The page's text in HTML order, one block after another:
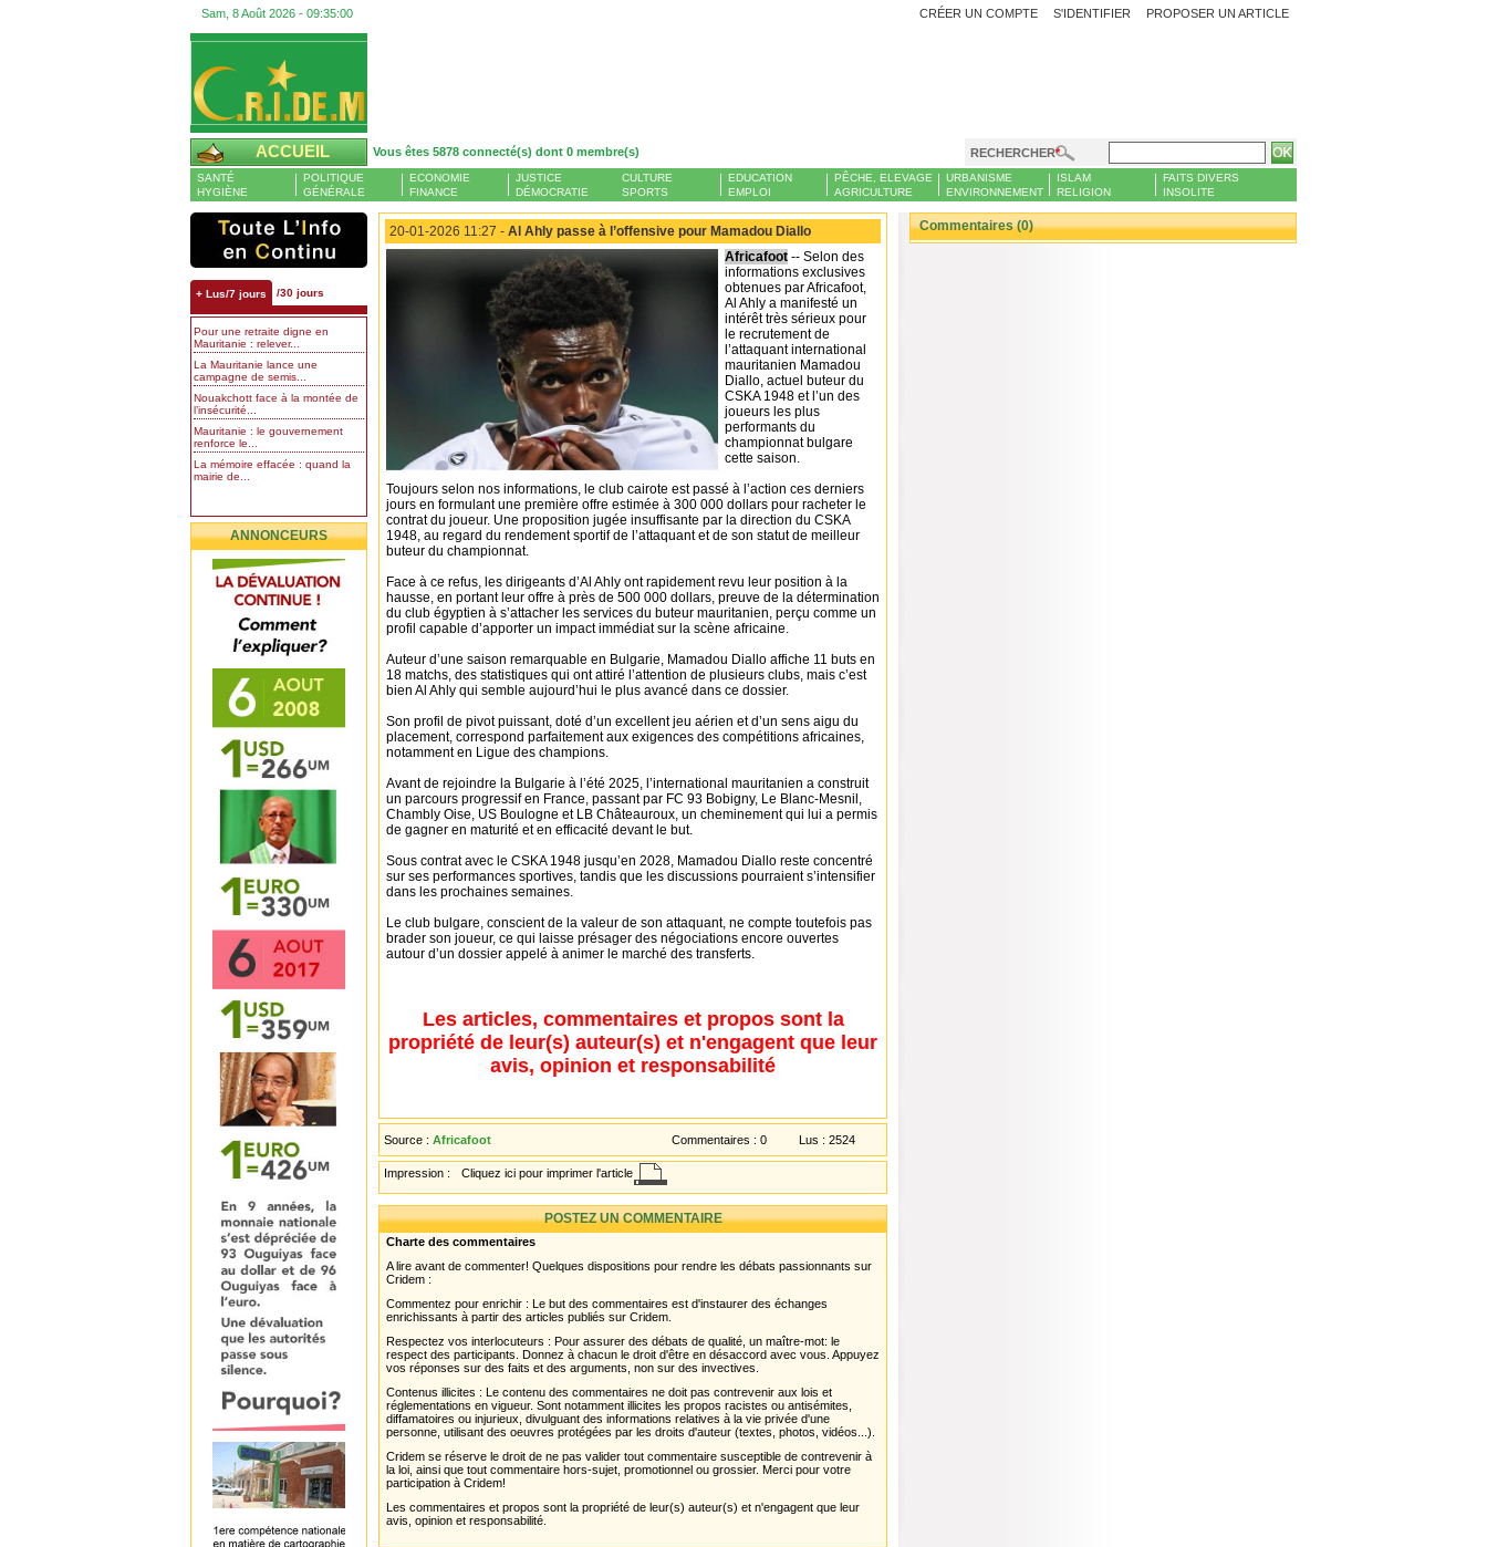
Sam, 8 Août 2026 - 09:35:01 PROPOSER UN ARTICLE
CRÉER UN COMPTE S'IDENTIFIER
ACCUEIL Vous êtes 5878 connecté(s) dont 0 membre(s) RECHERCHER
SANTÉ
HYGIÈNE
POLITIQUE
GÉNÉRALE
ECONOMIE
FINANCE
JUSTICE
DÉMOCRATIE
CULTURE
SPORTS
EDUCATION
EMPLOI
PÊCHE, ELEVAGE
AGRICULTURE
URBANISME
ENVIRONNEMENT
ISLAM
RELIGION
FAITS DIVERS
INSOLITE
+ Lus/7 jours /30 jours
Pour une retraite digne en
Mauritanie : relever...
La Mauritanie lance une
campagne de semis...
Nouakchott face à la montée de
l’insécurité...
Mauritanie : le gouvernement
renforce le...
La mémoire effacée : quand la
mairie de...
ANNONCEURS
20-01-2026 11:27 - Al Ahly passe à l’offensive pour Mamadou Diallo
Africafoot -- Selon des
informations exclusives
obtenues par Africafoot,
Al Ahly a manifesté un
intérêt très sérieux pour
le recrutement de
l’attaquant international
mauritanien Mamadou
Diallo, actuel buteur du
CSKA 1948 et l’un des
joueurs les plus
performants du
championnat bulgare
cette saison.
Toujours selon nos informations, le club cairote est passé à l’action ces derniers
jours en formulant une première offre estimée à 300 000 dollars pour racheter le
contrat du joueur. Une proposition jugée insuffisante par la direction du CSKA
1948, au regard du rendement sportif de l’attaquant et de son statut de meilleur
buteur du championnat.
Face à ce refus, les dirigeants d’Al Ahly ont rapidement revu leur position à la
hausse, en portant leur offre à près de 500 000 dollars, preuve de la détermination
du club égyptien à s’attacher les services du buteur mauritanien, perçu comme un
profil capable d’apporter un impact immédiat sur la scène africaine.
Auteur d’une saison remarquable en Bulgarie, Mamadou Diallo affiche 11 buts en
18 matchs, des statistiques qui ont attiré l’attention de plusieurs clubs, mais c’est
bien Al Ahly qui semble aujourd’hui le plus avancé dans ce dossier.
Son profil de pivot puissant, doté d’un excellent jeu aérien et d’un sens aigu du
placement, correspond parfaitement aux exigences des compétitions africaines,
notamment en Ligue des champions.
Avant de rejoindre la Bulgarie à l’été 2025, l’international mauritanien a construit
un parcours progressif en France, passant par FC 93 Bobigny, Le Blanc-Mesnil,
Chambly Oise, US Boulogne et LB Châteauroux, un cheminement qui lui a permis
de gagner en maturité et en efficacité devant le but.
Sous contrat avec le CSKA 1948 jusqu’en 2028, Mamadou Diallo reste concentré
sur ses performances sportives, tandis que les discussions pourraient s’intensifier
dans les prochaines semaines.
Le club bulgare, conscient de la valeur de son attaquant, ne compte toutefois pas
brader son joueur, ce qui laisse présager des négociations encore ouvertes
autour d’un dossier appelé à animer le marché des transferts.
Les articles, commentaires et propos sont la
propriété de leur(s) auteur(s) et n'engagent que leur
avis, opinion et responsabilité
Source : Africafoot Commentaires : 0 Lus : 2524
Impression : Cliquez ici pour imprimer l'article
POSTEZ UN COMMENTAIRE
Charte des commentaires
A lire avant de commenter! Quelques dispositions pour rendre les débats passionnants sur
Cridem :
Commentez pour enrichir : Le but des commentaires est d'instaurer des échanges
enrichissants à partir des articles publiés sur Cridem.
Respectez vos interlocuteurs : Pour assurer des débats de qualité, un maître-mot: le
respect des participants. Donnez à chacun le droit d'être en désaccord avec vous. Appuyez
vos réponses sur des faits et des arguments, non sur des invectives.
Contenus illicites : Le contenu des commentaires ne doit pas contrevenir aux lois et
réglementations en vigueur. Sont notamment illicites les propos racistes ou antisémites,
diffamatoires ou injurieux, divulguant des informations relatives à la vie privée d'une
personne, utilisant des oeuvres protégées par les droits d'auteur (textes, photos, vidéos...).
Cridem se réserve le droit de ne pas valider tout commentaire susceptible de contrevenir à
la loi, ainsi que tout commentaire hors-sujet, promotionnel ou grossier. Merci pour votre
participation à Cridem!
Les commentaires et propos sont la propriété de leur(s) auteur(s) et n'engagent que leur
avis, opinion et responsabilité.
Commentaires (0)